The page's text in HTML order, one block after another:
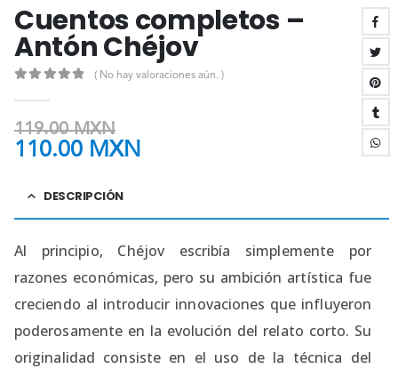
Cuentos completos –
Antón Chéjov
( No hay valoraciones aún. )
119.00MXN
110.00 MXN
DESCRIPCIÓN
Al principio, Chéjov escribía simplemente por
razones económicas, pero su ambición artística fue
creciendo al introducir innovaciones que influyeron
poderosamente en la evolución del relato corto.​ Su
originalidad consiste en el uso de la técnica del